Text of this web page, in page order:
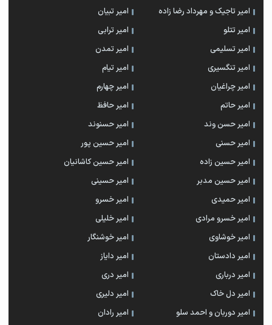
امیر تاجیک و مهرداد رضا زاده
امیر تبیان
امیر تتلو
امیر ترابی
امیر تسلیمی
امیر تمدن
امیر تنگسیری
امیر تیام
امیر چراغیان
امیر چهارم
امیر حاتم
امیر حافظ
امیر حسن وند
امیر حسنوند
امیر حسنی
امیر حسین پور
امیر حسین زاده
امیر حسین کاشانیان
امیر حسین مدبر
امیر حسینی
امیر حمیدی
امیر خسرو
امیر خسرو مرادی
امیر خلیلی
امیر خوشاوی
امیر خوشنگار
امیر دادستان
امیر دایاز
امیر درباری
امیر دری
امیر دل خاک
امیر دلیری
امیر دوربان و احمد سلو
امیر رادان